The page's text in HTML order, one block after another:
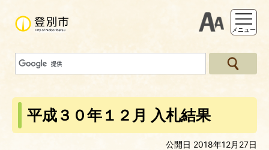
支援ツー
メニュー
平成３０年１２月 入札結果
公開日 2018年12月27日